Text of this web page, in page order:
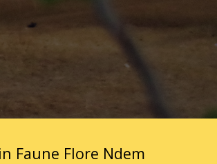
Faune Flore Ndem